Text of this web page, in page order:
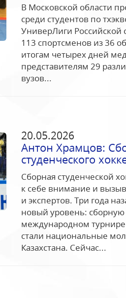
В Московской области
среди студентов по
УниверЛиги Российской
113 спортсменов из 36
итогам четырех дней
представителям 29
вузов...
20.05.2026
Антон Храмцов:
студенческого
Сборная студенческой
к себе внимание и
и экспертов. Три года
новый уровень: сборную
международном
стали национальные
Казахстана. Сейчас...